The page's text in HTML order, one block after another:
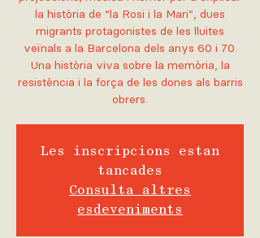
la història de “la Rosi i la Mari”, dues
migrants protagonistes de les lluites
veïnals a la Barcelona dels anys 60 i 70.
Una història viva sobre la memòria, la
resistència i la força de les dones als barris
obrers.
Les inscripcions estan
tancades
Consulta altres
esdeveniments